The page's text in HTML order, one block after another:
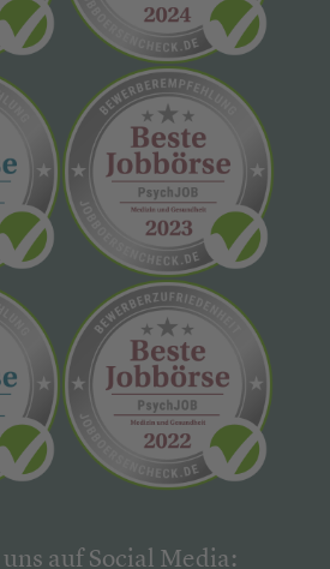
uns auf Social Media: